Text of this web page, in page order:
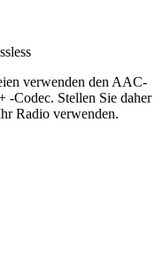
verwenden den AAC-
-Codec. Stellen Sie daher
Radio verwenden.